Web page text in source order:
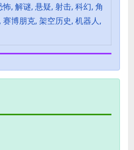
, 解谜, 悬疑, 射击, 科幻, 角
博朋克, 架空历史, 机器人,